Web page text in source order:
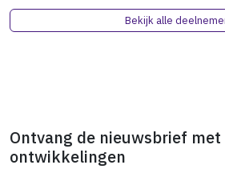
Bekijk alle
Ontvang de nieuwsbrief
ontwikkelingen